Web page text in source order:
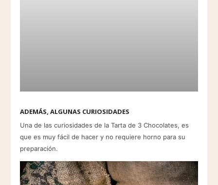
ADEMÁS, ALGUNAS CURIOSIDADES
Una de las curiosidades de la Tarta de 3 Chocolates, es
que es muy fácil de hacer y no requiere horno para su
preparación.